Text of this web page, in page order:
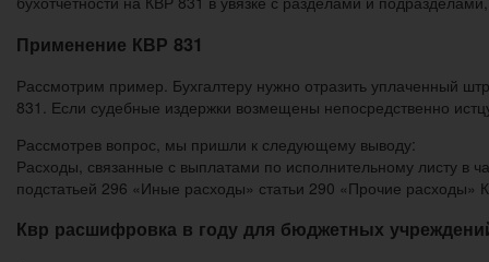
Применение КВР 831
Рассмотрим пример. Бухгалтеру нужно отразить уплаченный
831. Если судебные издержки возмещены непосредственно
Рассмотрев вопрос, мы пришли к следующему выводу:
Расходы, связанные с выплатами по исполнительному листу в
подстатьей 296 «Иные расходы» статьи 290 «Прочие расходы»
Квр расшифровка в году для бюджетных